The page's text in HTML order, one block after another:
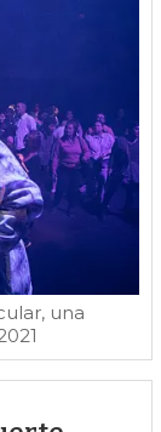
una